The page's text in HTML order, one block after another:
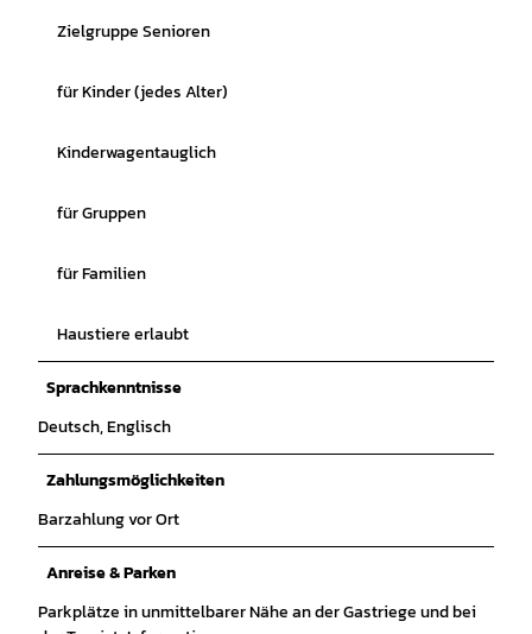
Zielgruppe Senioren
für Kinder (jedes Alter)
Kinderwagentauglich
für Gruppen
für Familien
Haustiere erlaubt
Sprachkenntnisse
Deutsch, Englisch
Zahlungsmöglichkeiten
Barzahlung vor Ort
Anreise & Parken
Parkplätze in unmittelbarer Nähe an der Gastriege und bei